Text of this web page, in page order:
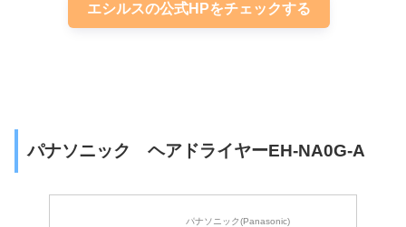
エシルスの公式HPをチェックする
パナソニック ヘアドライヤーEH-NA0G-A
パナソニック(Panasonic)